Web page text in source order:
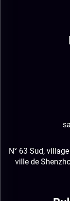
N° 63 Sud,
ville de